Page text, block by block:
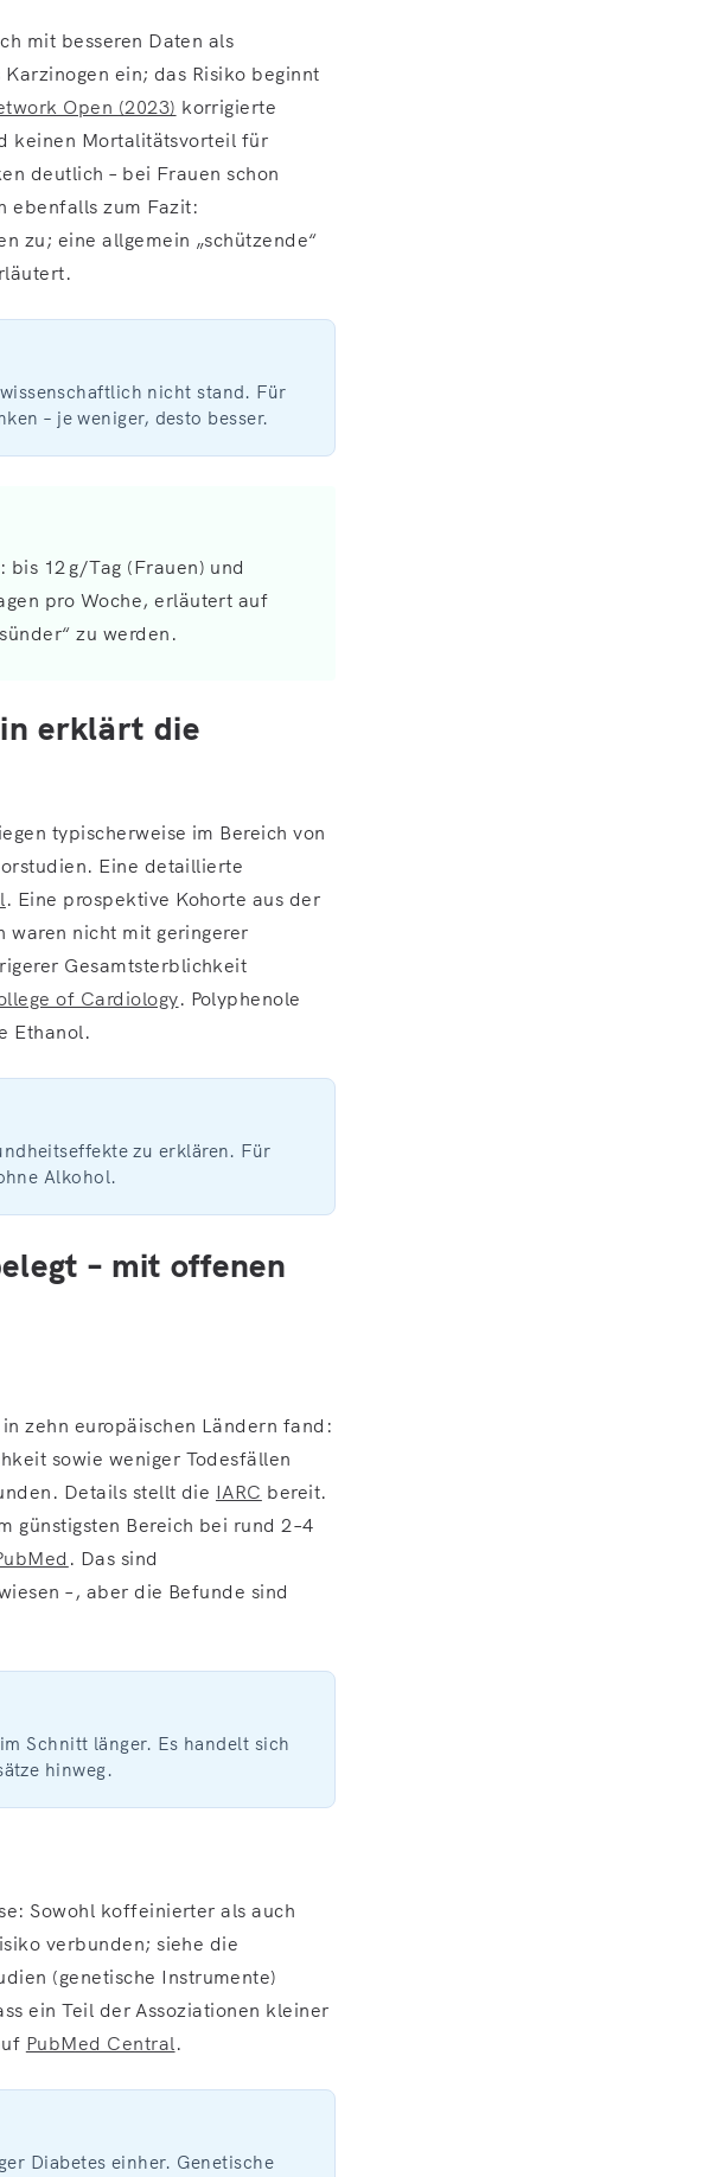
mit besseren Daten als
ein; das Risiko beginnt
Open (2023) korrigierte
keinen Mortalitätsvorteil für
deutlich – bei Frauen schon
ebenfalls zum Fazit:
zu; eine allgemein „schützende“
nicht stand. Für
– je weniger, desto besser.
12 g/Tag (Frauen) und
pro Woche, erläutert auf
zu werden.
erklärt die
typischerweise im Bereich von
Eine detaillierte
. Eine prospektive Kohorte aus der
waren nicht mit geringerer
Gesamtsterblichkeit
of Cardiology. Polyphenole
Ethanol.
zu erklären. Für
Alkohol.
– mit offenen
zehn europäischen Ländern fand:
sowie weniger Todesfällen
Details stellt die IARC bereit.
günstigsten Bereich bei rund 2–4
. Das sind
–, aber die Befunde sind
Schnitt länger. Es handelt sich
hinweg.
Sowohl koffeinierter als auch
verbunden; siehe die
(genetische Instrumente)
ein Teil der Assoziationen kleiner
PubMed Central .
Diabetes einher. Genetische